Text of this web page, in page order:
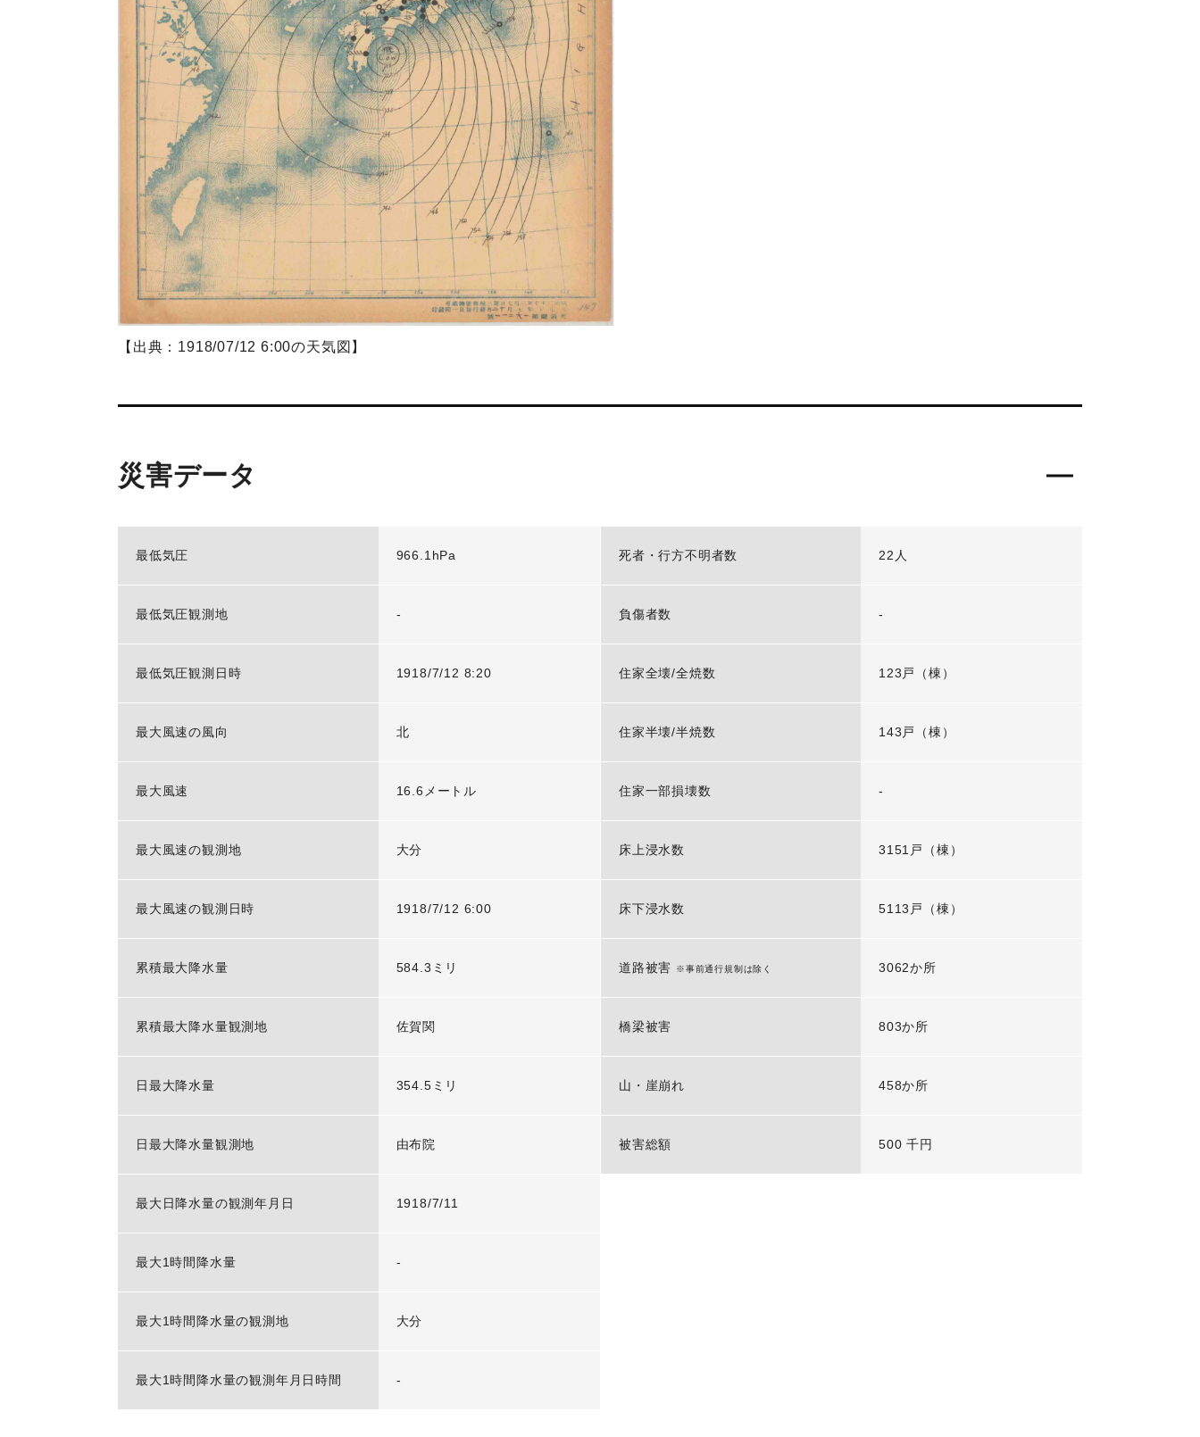
【出典：1918/07/12 6:00の天気図】
災害データ
最低気圧 966.1hPa
最低気圧観測地 -
最低気圧観測日時 1918/7/12 8:20
最大風速の風向 北
最大風速 16.6メートル
最大風速の観測地 大分
最大風速の観測日時 1918/7/12 6:00
累積最大降水量 584.3ミリ
累積最大降水量観測地 佐賀関
日最大降水量 354.5ミリ
日最大降水量観測地 由布院
最大日降水量の観測年月日 1918/7/11
最大1時間降水量 -
最大1時間降水量の観測地 大分
最大1時間降水量の観測年月日時間 -
死者・行方不明者数 22人
負傷者数 -
住家全壊/全焼数 123戸（棟）
住家半壊/半焼数 143戸（棟）
住家一部損壊数 -
床上浸水数 3151戸（棟）
床下浸水数 5113戸（棟）
道路被害 ※事前通行規制は除く 3062か所
橋梁被害 803か所
山・崖崩れ 458か所
被害総額 500 千円